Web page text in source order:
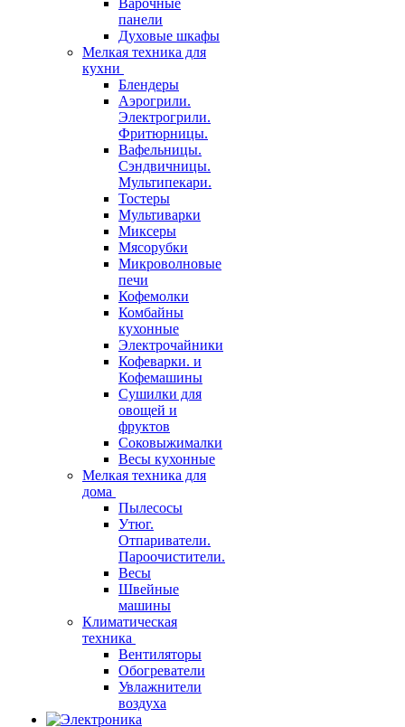
Варочные
панели
Духовые шкафы
Мелкая техника для
кухни
Блендеры
Аэрогрили.
Электрогрили.
Фритюрницы.
Вафельницы.
Сэндвичницы.
Мультипекари.
Тостеры
Мультиварки
Миксеры
Мясорубки
Микроволновые
печи
Кофемолки
Комбайны
кухонные
Электрочайники
Кофеварки. и
Кофемашины
Сушилки для
овощей и
фруктов
Соковыжималки
Весы кухонные
Мелкая техника для
дома
Пылесосы
Утюг.
Отпариватели.
Пароочистители.
Весы
Швейные
машины
Климатическая
техника
Вентиляторы
Обогреватели
Увлажнители
воздуха